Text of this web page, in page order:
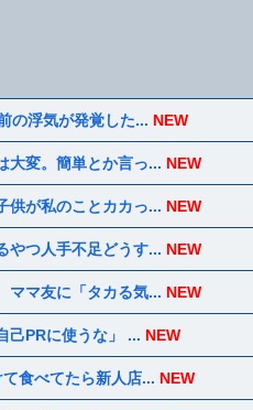
の浮気が発覚した... NEW
大変。簡単とか言っ... NEW
供が私のことカカっ... NEW
やつ人手不足どうす... NEW
ママ友に「タカる気... NEW
己PRに使うな」 ... NEW
食べてたら新人店... NEW